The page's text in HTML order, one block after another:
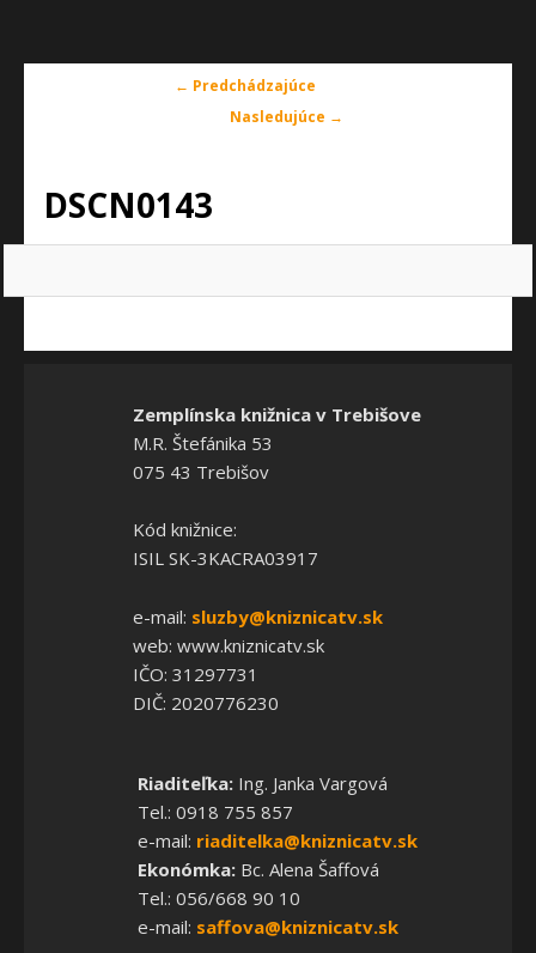
Navigácia
← Predchádzajúce
Nasledujúce →
DSCN0143
Zemplínska knižnica v Trebišove
M.R. Štefánika 53
075 43 Trebišov
Kód knižnice:
ISIL SK-3KACRA03917
e-mail: sluzby@kniznicatv.sk
web: www.kniznicatv.sk
IČO: 31297731
DIČ: 2020776230
Riaditeľka:Ing. Janka Vargová
Tel.: 0918 755 857
e-mail: riaditelka@kniznicatv.sk
Ekonómka:Bc. Alena Šaffová
Tel.: 056/668 90 10
e-mail: saffova@kniznicatv.sk